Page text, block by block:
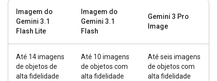
Imagem do
Gemini 3.1
Flash Lite
Imagem do
Gemini 3.1
Flash
Gemini 3 Pro
Image
Até 14 imagens
de objetos de
alta fidelidade
Até 10 imagens
de objetos com
alta fidelidade
Até seis imagens
de objetos com
alta fidelidade